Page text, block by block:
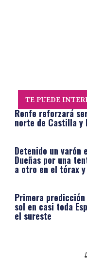
TE PUEDE
Renfe reforzará
norte de Castilla y
Detenido un varón
Dueñas por una
a otro en el tórax
Primera
sol en casi toda
el sureste